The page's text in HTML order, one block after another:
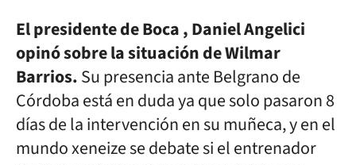
El presidente de Boca , Daniel Angelici
opinó sobre la situación de Wilmar
Barrios.Su presencia ante Belgrano de
Córdoba está en duda ya que solo pasaron 8
días de la intervención en su muñeca, y en el
mundo xeneize se debate si el entrenador